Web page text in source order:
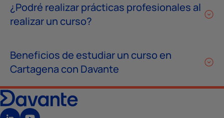
¿Podré realizar prácticas profesionales al
realizar un curso?
Beneficios de estudiar un curso en
Cartagena con Davante